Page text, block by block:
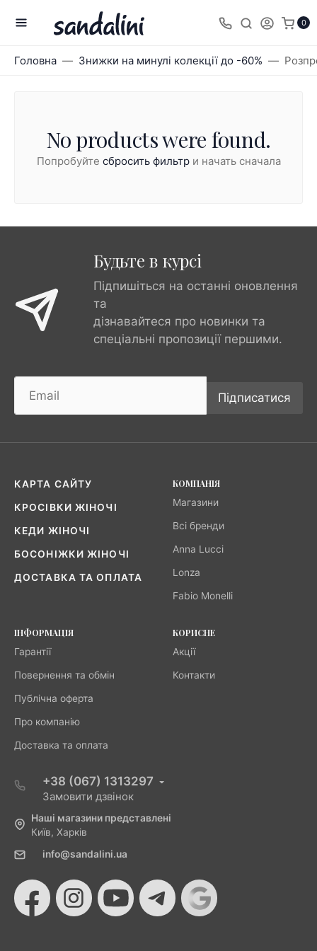
0
Головна Знижки на минулі колекції до -60%
No products were found.
Попробуйте сбросить фильтри начать сначала
Будьте в курсі
Підпишіться на останні оновлення
та
дізнавайтеся про новинки та
спеціальні пропозиції першими.
Підписатися
КАРТА САЙТУ
КРОСІВКИ ЖІНОЧІ
КЕДИ ЖІНОЧІ
БОСОНІЖКИ ЖІНОЧІ
ДОСТАВКА ТА ОПЛАТА
КОМПАНІЯ
Магазини
Всі бренди
Anna Lucci
Lonza
Fabio Monelli
ІНФОРМАЦІЯ
Гарантії
Повернення та обмін
Публічна оферта
Про компанію
Доставка та оплата
КОРИСНЕ
Акції
Контакти
+38 (067) 1313297
Замовити дзвінок
Наші магазини представлені
Київ, Харків
info@sandalini.ua